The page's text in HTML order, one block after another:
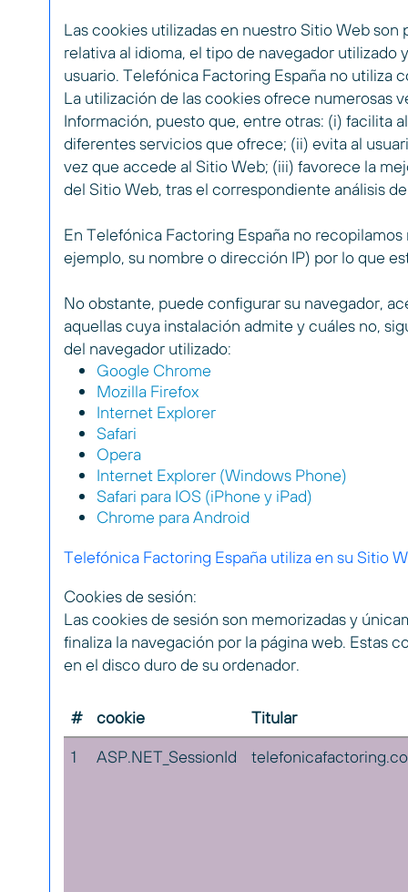
Las cookies utilizadas en nuestro Sitio Web
relativa al idioma, el tipo de navegador
usuario. Telefónica Factoring España no utiliza
La utilización de las cookies ofrece numerosas
Información, puesto que, entre otras: (i) facilita
diferentes servicios que ofrece; (ii) evita al
vez que accede al Sitio Web; (iii) favorece la
del Sitio Web, tras el correspondiente análisis
En Telefónica Factoring España no
ejemplo, su nombre o dirección IP) por lo que
No obstante, puede configurar su navegador,
aquellas cuya instalación admite y cuáles no,
del navegador utilizado:
Google Chrome
Mozilla Firefox
Internet Explorer
Safari
Opera
Internet Explorer (Windows Phone)
Safari para IOS (iPhone y iPad)
Chrome para Android
Telefónica Factoring España utiliza en su Sitio
Cookies de sesión:
Las cookies de sesión son memorizadas y
finaliza la navegación por la página web. Estas
en el disco duro de su ordenador.
# cookie
Titular
1
ASP.NET_SessionId